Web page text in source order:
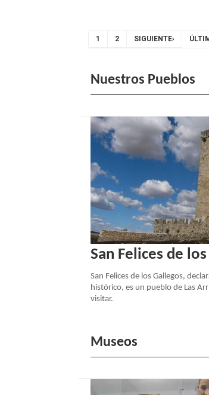
Paginación
PÁGINA
1 PAGE
2
SIGUIENTE
SIGUIENTE›
Nuestros Pueblos
San Felices de
San Felices de los Gallegos,
histórico, es un pueblo de Las
visitar.
Museos